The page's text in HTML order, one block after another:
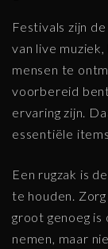
Festivals zijn
van live
mensen te
voorbereid
ervaring zijn.
essentiële
Een rugzak is
te houden.
groot genoeg is
nemen, maar